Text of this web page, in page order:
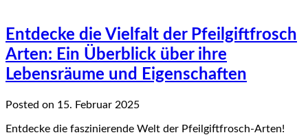
Entdecke die Vielfalt der Pfeilgiftfrosch
Arten: Ein Überblick über ihre
Lebensräume und Eigenschaften
Posted on 15. Februar 2025
Entdecke die faszinierende Welt der Pfeilgiftfrosch-Arten!